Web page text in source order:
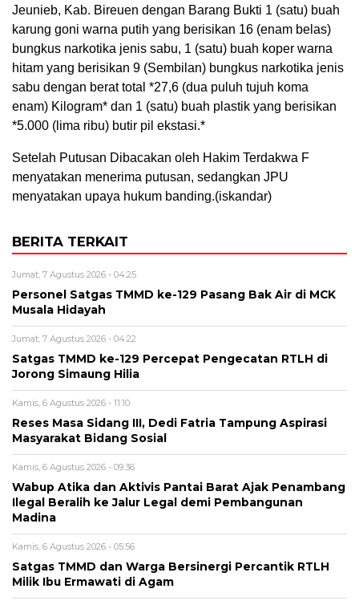
Jeunieb, Kab. Bireuen dengan Barang Bukti 1 (satu) buah
karung goni warna putih yang berisikan 16 (enam belas)
bungkus narkotika jenis sabu, 1 (satu) buah koper warna
hitam yang berisikan 9 (Sembilan) bungkus narkotika jenis
sabu dengan berat total *27,6 (dua puluh tujuh koma
enam) Kilogram* dan 1 (satu) buah plastik yang berisikan
*5.000 (lima ribu) butir pil ekstasi.*
Setelah Putusan Dibacakan oleh Hakim Terdakwa F
menyatakan menerima putusan, sedangkan JPU
menyatakan upaya hukum banding.(iskandar)
BERITA TERKAIT
Jumat, 7 Agustus 2026 - 04:25
Personel Satgas TMMD ke-129 Pasang Bak Air di MCK
Musala Hidayah
Jumat, 7 Agustus 2026 - 04:22
Satgas TMMD ke-129 Percepat Pengecatan RTLH di
Jorong Simaung Hilia
Kamis, 6 Agustus 2026 - 11:10
Reses Masa Sidang III, Dedi Fatria Tampung Aspirasi
Masyarakat Bidang Sosial
Kamis, 6 Agustus 2026 - 09:36
Wabup Atika dan Aktivis Pantai Barat Ajak Penambang
Ilegal Beralih ke Jalur Legal demi Pembangunan
Madina
Kamis, 6 Agustus 2026 - 05:56
Satgas TMMD dan Warga Bersinergi Percantik RTLH
Milik Ibu Ermawati di Agam